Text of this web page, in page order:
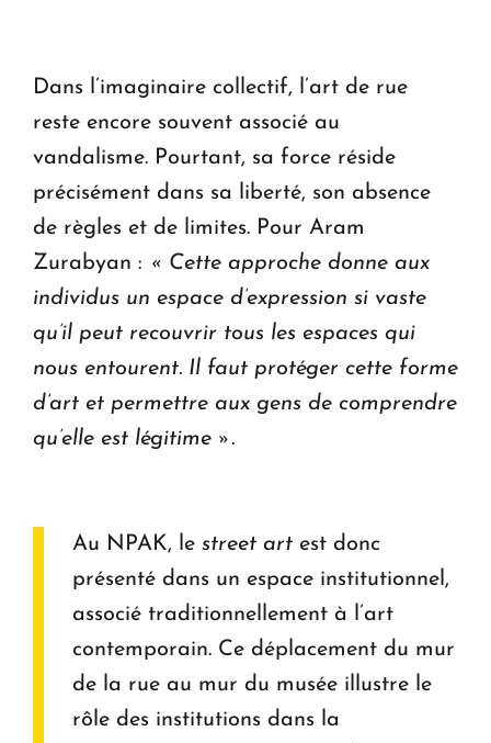
Dans l’imaginaire collectif, l’art de rue
reste encore souvent associé au
vandalisme. Pourtant, sa force réside
précisément dans sa liberté, son absence
de règles et de limites. Pour Aram
Zurabyan : « Cette approche donne aux
individus un espace d’expression si vaste
qu’il peut recouvrir tous les espaces qui
nous entourent. Il faut protéger cette forme
d’art et permettre aux gens de comprendre
qu’elle est légitime ».
Au NPAK, le street art est donc
présenté dans un espace institutionnel,
associé traditionnellement à l’art
contemporain. Ce déplacement du mur
de la rue au mur du musée illustre le
rôle des institutions dans la